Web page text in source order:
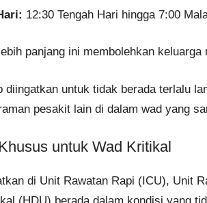
12:30 Tengah Hari hingga 7:00
panjang ini membolehkan
diingatkan untuk tidak berada terlalu
pesakit lain di dalam wad yang
untuk Wad Kritikal
di Unit Rawatan Rapi (ICU), Unit